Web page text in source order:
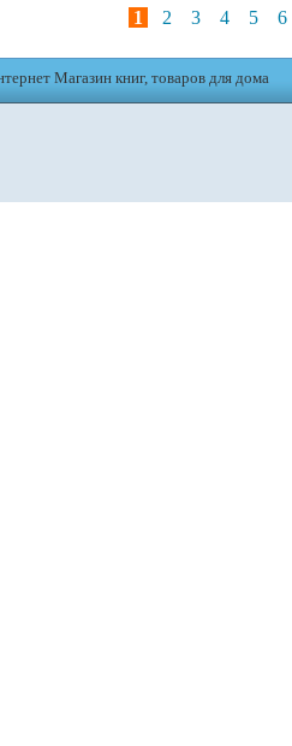
1 2 3 4 5 6
Магазин книг, товаров для дома